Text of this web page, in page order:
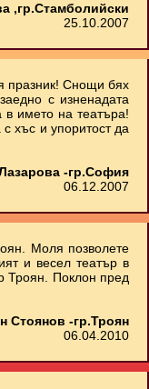
,гр.Стамболийски
25.10.2007
празник! Снощи бях
с изненадата
в името на театъра!
хъс и упоритост да
-гр.София
06.12.2007
Моля позволете
и весел театър в
Троян. Поклон пред
Стоянов -гр.Троян
06.04.2010